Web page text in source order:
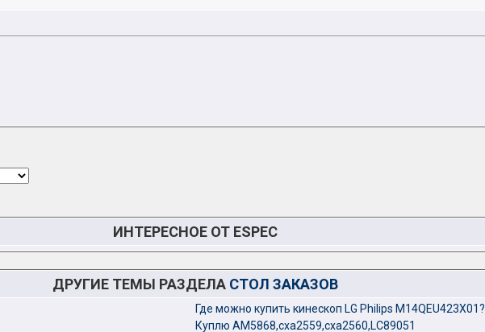
ИНТЕРЕСНОЕ ОТ ESPEC
ДРУГИЕ ТЕМЫ РАЗДЕЛА СТОЛ ЗАКАЗОВ
Где можно купить кинескоп LG Philips M14QEU423X01?
Куплю AM5868,cxa2559,cxa2560,LC89051